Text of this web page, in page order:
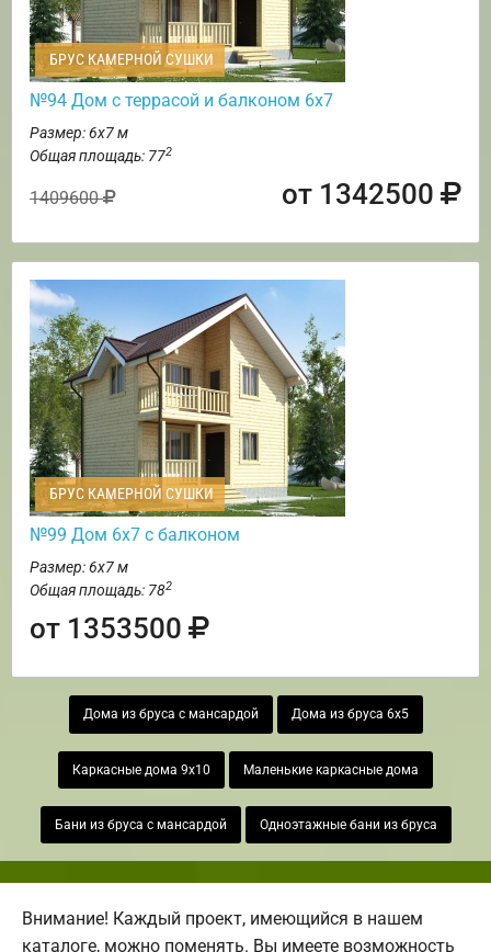
БРУС КАМЕРНОЙ СУШКИ
№94 Дом с террасой и балконом 6х7
Размер: 6х7 м
Общая площадь: 772
1409600 от 1342500
БРУС КАМЕРНОЙ СУШКИ
№99 Дом 6х7 с балконом
Размер: 6х7 м
Общая площадь: 782
от 1353500
Дома из бруса с мансардой Дома из бруса 6х5
Каркасные дома 9х10 Маленькие каркасные дома
Бани из бруса с мансардой Одноэтажные бани из бруса
Внимание! Каждый проект, имеющийся в нашем
каталоге, можно поменять. Вы имеете возможность